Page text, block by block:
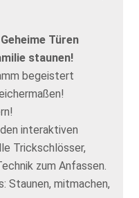
Türen
staunen!
begeistert
interaktiven
Trickschlösser,
zum Anfassen.
Staunen, mitmachen,